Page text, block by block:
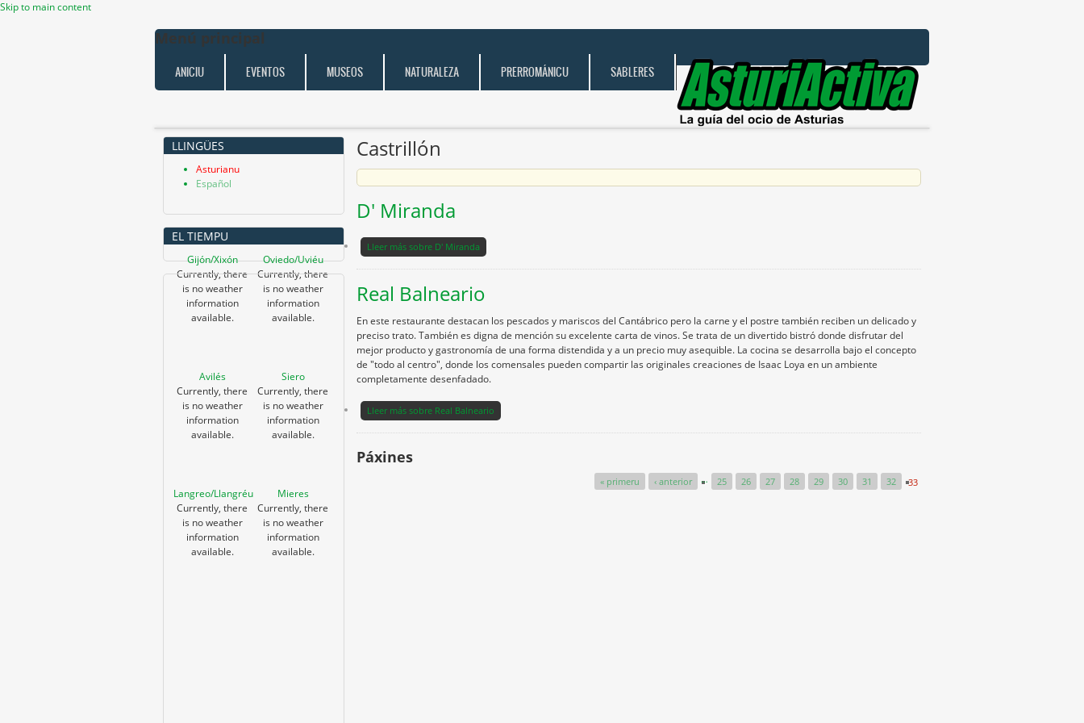
Skip to main content
Menú principal
ANICIU EVENTOS MUSEOS NATURALEZA PRERROMÁNICU SABLERES
Castrillón
D' Miranda
Lleer mássobre D' Miranda
Real Balneario
En este restaurante destacan los pescados y mariscos del Cantábrico pero la carne y el postre también reciben un delicado y
preciso trato. También es digna de mención su excelente carta de vinos. Se trata de un divertido bistró donde disfrutar del
mejor producto y gastronomía de una forma distendida y a un precio muy asequible. La cocina se desarrolla bajo el concepto
de "todo al centro", donde los comensales pueden compartir las originales creaciones de Isaac Loya en un ambiente
completamente desenfadado.
Lleer mássobre Real Balneario
Páxines
« primeru ‹ anterior … 25 26 27 28 29 30 31 32 33
LLINGÜES
Asturianu
Español
EL TIEMPU
Gijón/Xixón
Currently, there
is no weather
information
available.
Oviedo/Uviéu
Currently, there
is no weather
information
available.
Avilés
Currently, there
is no weather
information
available.
Siero
Currently, there
is no weather
information
available.
Langreo/Llangréu
Currently, there
is no weather
information
available.
Mieres
Currently, there
is no weather
information
available.